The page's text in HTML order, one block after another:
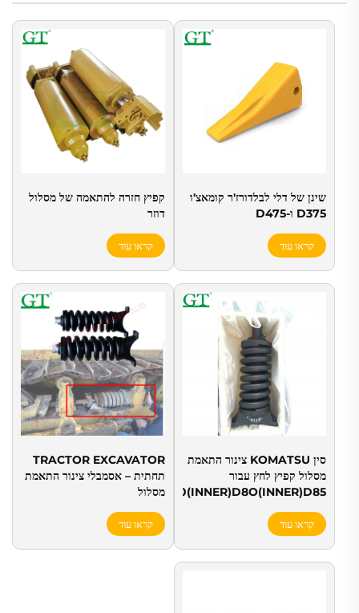
שינן של דלי לבלדורז'ר קומאצ'ו
D375 ו-D475
קראו עוד
קפיץ חזרה להתאמה של מסלול
דוזר
קראו עוד
סין KOMATSU צינור התאמת
מסלול קפיץ לחץ עבור
D70(INNER)D8O(INNER)D85
קראו עוד
TRACTOR EXCAVATOR
תחתית – אסמבלי צינור התאמת
מסלול
קראו עוד